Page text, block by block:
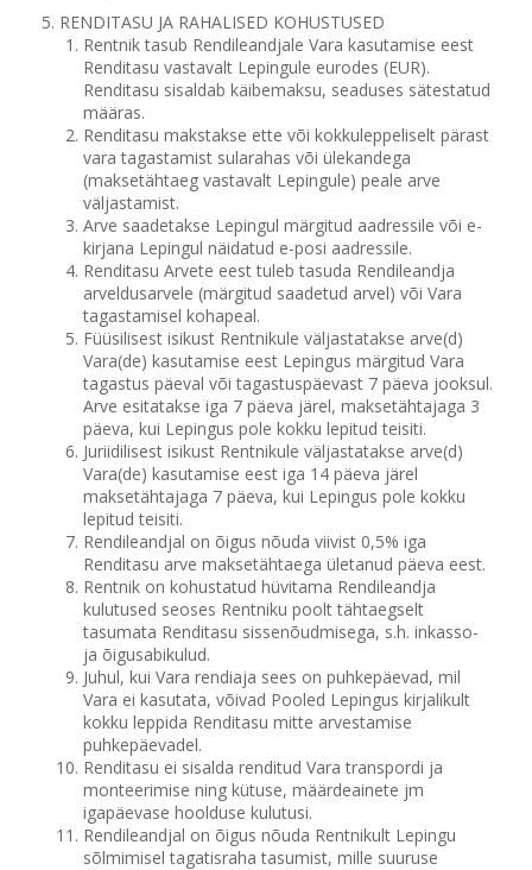
RENDITASU JA RAHALISED KOHUSTUSED
Rentnik tasub Rendileandjale Vara kasutamise eest
Renditasu vastavalt Lepingule eurodes (EUR).
Renditasu sisaldab käibemaksu, seaduses sätestatud
määras.
Renditasu makstakse ette või kokkuleppeliselt pärast
vara tagastamist sularahas või ülekandega
(maksetähtaeg vastavalt Lepingule) peale arve
väljastamist.
Arve saadetakse Lepingul märgitud aadressile või e-
kirjana Lepingul näidatud e-posi aadressile.
Renditasu Arvete eest tuleb tasuda Rendileandja
arveldusarvele (märgitud saadetud arvel) või Vara
tagastamisel kohapeal.
Füüsilisest isikust Rentnikule väljastatakse arve(d)
Vara(de) kasutamise eest Lepingus märgitud Vara
tagastus päeval või tagastuspäevast 7 päeva jooksul.
Arve esitatakse iga 7 päeva järel, maksetähtajaga 3
päeva, kui Lepingus pole kokku lepitud teisiti.
Juriidilisest isikust Rentnikule väljastatakse arve(d)
Vara(de) kasutamise eest iga 14 päeva järel
maksetähtajaga 7 päeva, kui Lepingus pole kokku
lepitud teisiti.
Rendileandjal on õigus nõuda viivist 0,5% iga
Renditasu arve maksetähtaega ületanud päeva eest.
Rentnik on kohustatud hüvitama Rendileandja
kulutused seoses Rentniku poolt tähtaegselt
tasumata Renditasu sissenõudmisega, s.h. inkasso-
ja õigusabikulud.
Juhul, kui Vara rendiaja sees on puhkepäevad, mil
Vara ei kasutata, võivad Pooled Lepingus kirjalikult
kokku leppida Renditasu mitte arvestamise
puhkepäevadel.
Renditasu ei sisalda renditud Vara transpordi ja
monteerimise ning kütuse, määrdeainete jm
igapäevase hoolduse kulutusi.
Rendileandjal on õigus nõuda Rentnikult Lepingu
sõlmimisel tagatisraha tasumist, mille suuruse